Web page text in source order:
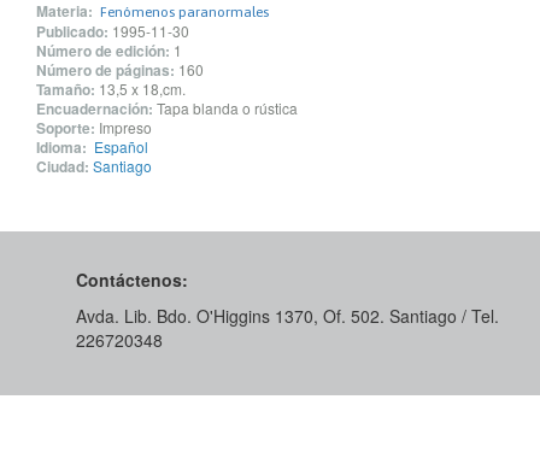
Materia: Fenómenos paranormales
Publicado: 1995-11-30
Número de edición: 1
Número de páginas: 160
Tamaño: 13,5 x 18,cm.
Encuadernación: Tapa blanda o rústica
Soporte: Impreso
Idioma: Español
Ciudad: Santiago
Contáctenos:
Avda. Lib. Bdo. O'Higgins 1370, Of. 502. Santiago / Tel.
226720348